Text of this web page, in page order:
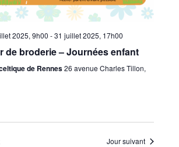
2025, 9h00 -31 juillet 2025, 17h00
de broderie – Journées enfant
de Rennes26 avenue Charles Tillon,
Jour suivant